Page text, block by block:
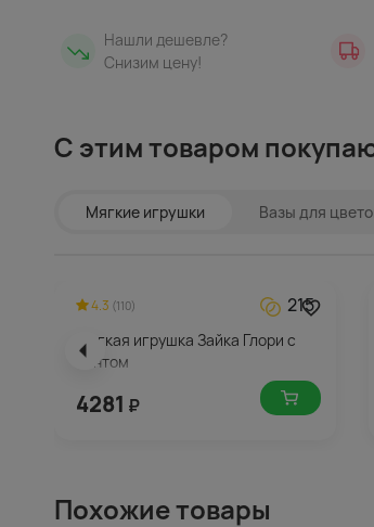
Нашли дешевле?
Снизим цену!
С этим товаром
Мягкие игрушки Вазы для
4.3 (110) 215
Мягкая игрушка Зайка Глори с
бантом
4281 ₽
Похожие товары